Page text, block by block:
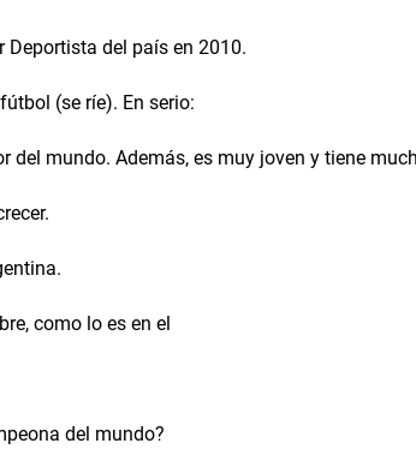
Deportista del país en 2010.
(se ríe). En serio:
del mundo. Además, es muy joven y tiene
como lo es en el
del mundo?